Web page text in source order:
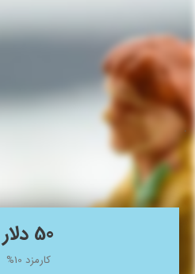
.
50 دلار
کارمزد 10%